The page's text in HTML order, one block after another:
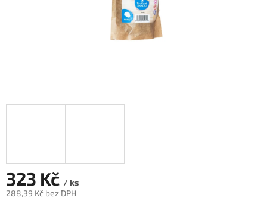
323 Kč / ks
288,39 Kč bez DPH